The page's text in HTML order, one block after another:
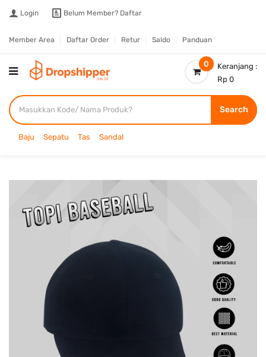
Login Belum Member? Daftar
Member Area Daftar Order Retur Saldo Panduan
0
Keranjang :
Rp 0
Search
Baju Sepatu Tas Sandal